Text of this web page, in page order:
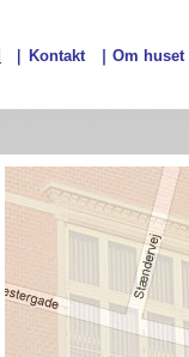
Kontakt Om huset